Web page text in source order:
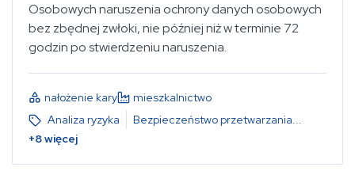
Osobowych naruszenia ochrony danych osobowych
bez zbędnej zwłoki, nie później niż w terminie 72
godzin po stwierdzeniu naruszenia.
nałożenie kary
mieszkalnictwo
Analiza ryzyka
Bezpieczeństwo przetwarzania...
+8więcej